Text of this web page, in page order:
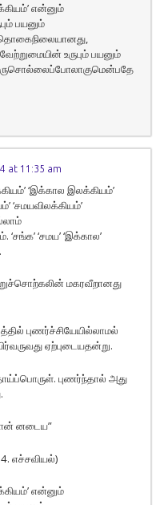
என்னும்
பயனும்
உருபும் பயனும்
at 11:35 am
‘இக்கால இலக்கியம்’
‘சமயவிலக்கியம்’
‘சமய’ ‘இக்கால’
மகரவீறானது
புணர்ச்சியேயில்லாமல்
ஏற்புடையதன்று.
புணர்ந்தால் அது
னடைய”
எச்சவியல்)
என்னும்